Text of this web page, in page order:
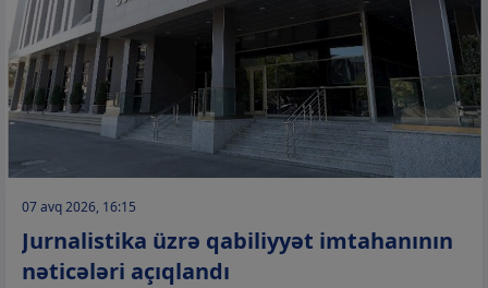
07 avq 2026, 16:15
Jurnalistika üzrə qabiliyyət imtahanının
nəticələri açıqlandı